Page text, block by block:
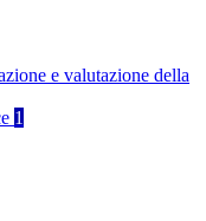
e valutazione della
1